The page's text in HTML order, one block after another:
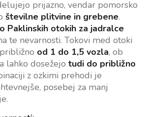
prijazno, vendar pomorsko
številne plitvine in grebene.
Paklinskih otokih za jadralce
te nevarnosti. Tokovi med otoki
od 1 do 1,5 vozla, ob
lahko dosežejo tudi do približno
z ozkimi prehodi je
posebej za manj